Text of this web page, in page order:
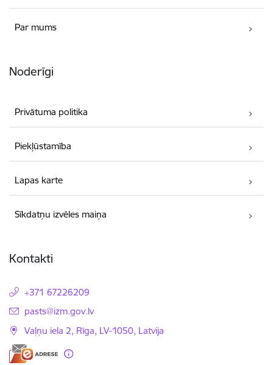
Par mums
Noderīgi
Privātuma politika
Piekļūstamība
Lapas karte
Sīkdatņu izvēles maiņa
Kontakti
+371 67226209
E-pasts:
pasts@izm.gov.lv
Vaļņu iela 2, Rīga, LV-1050, Latvija